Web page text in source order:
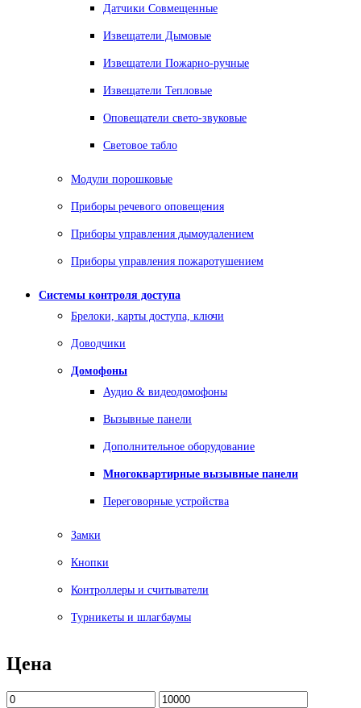
Датчики Совмещенные
Извещатели Дымовые
Извещатели Пожарно-ручные
Извещатели Тепловые
Оповещатели свето-звуковые
Световое табло
Модули порошковые
Приборы речевого оповещения
Приборы управления дымоудалением
Приборы управления пожаротушением
Системы контроля доступа
Брелоки, карты доступа, ключи
Доводчики
Домофоны
Аудио & видеодомофоны
Вызывные панели
Дополнительное оборудование
Многоквартирные вызывные панели
Переговорные устройства
Замки
Кнопки
Контроллеры и считыватели
Турникеты и шлагбаумы
Цена